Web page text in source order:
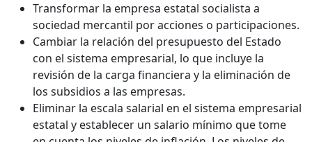
Transformar la empresa estatal socialista a
sociedad mercantil por acciones o participaciones.
Cambiar la relación del presupuesto del Estado
con el sistema empresarial, lo que incluye la
revisión de la carga financiera y la eliminación de
los subsidios a las empresas.
Eliminar la escala salarial en el sistema empresarial
estatal y establecer un salario mínimo que tome